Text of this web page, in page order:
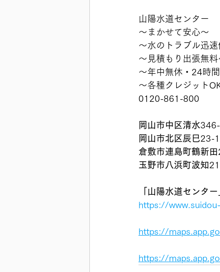
山陽水道センター
〜まかせて安心〜
〜水のトラブル迅
〜見積もり出張無料
〜年中無休・24時
〜各種クレジット
0120-861-800
岡山市中区清水
岡山市北区辰巳23-
倉敷市連島町鶴新田
玉野市八浜町波知
「山陽水道センター
https://
https://
https://